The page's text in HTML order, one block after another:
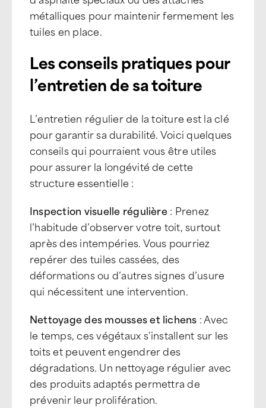
métalliques pour maintenir fermement les
tuiles en place.
Les conseils pratiques pour
l’entretien de sa toiture
L’entretien régulier de la toiture est la clé
pour garantir sa durabilité. Voici quelques
conseils qui pourraient vous être utiles
pour assurer la longévité de cette
structure essentielle :
Inspection visuelle régulière: Prenez
l’habitude d’observer votre toit, surtout
après des intempéries. Vous pourriez
repérer des tuiles cassées, des
déformations ou d’autres signes d’usure
qui nécessitent une intervention.
Nettoyage des mousses et lichens : Avec
le temps, ces végétaux s’installent sur les
toits et peuvent engendrer des
dégradations. Un nettoyage régulier avec
des produits adaptés permettra de
prévenir leur prolifération.